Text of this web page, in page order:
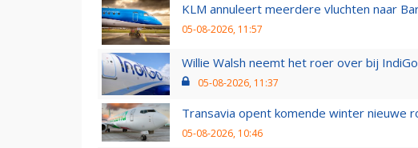
KLM annuleert meerdere vluchten naar
05-08-2026, 11:57
Willie Walsh neemt het roer over bij
05-08-2026, 11:37
Transavia opent komende winter nieuwe
05-08-2026, 10:46